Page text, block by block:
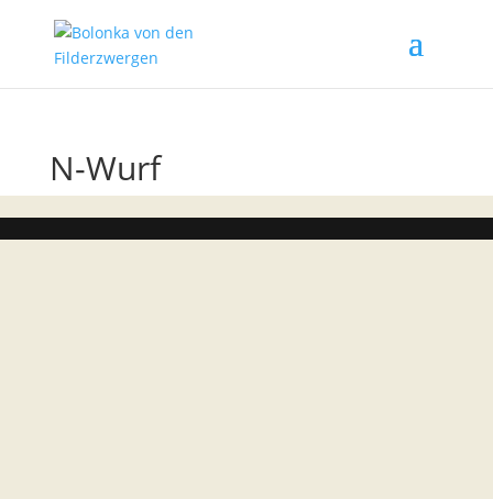
N-Wurf